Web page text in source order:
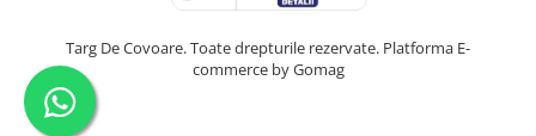
Targ De Covoare. Toate drepturile rezervate. Platforma E-
commerce by Gomag